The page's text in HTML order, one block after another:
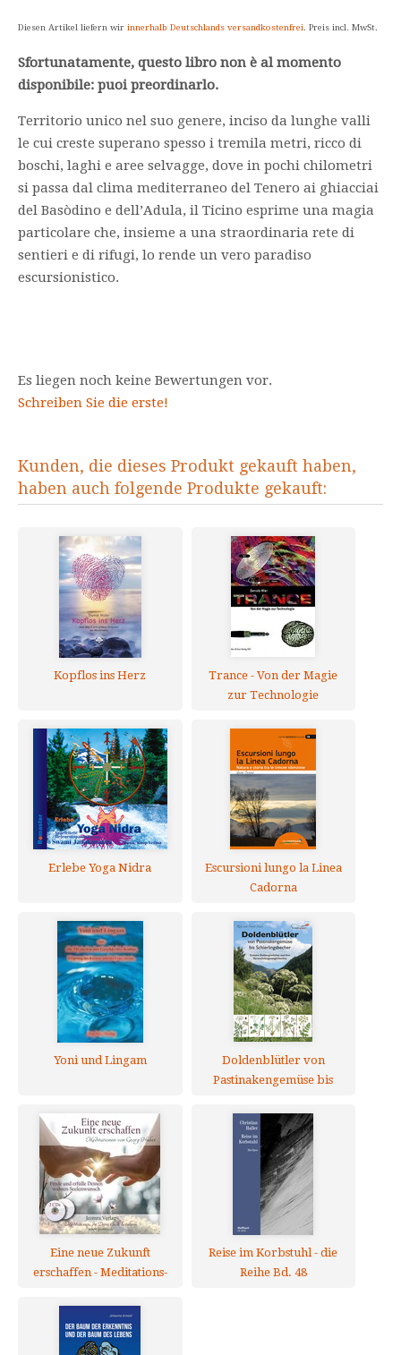
Diesen Artikel liefern wir innerhalb Deutschlands versandkostenfrei. Preis incl. MwSt.
Sfortunatamente, questo libro non è al momento
disponibile: puoi preordinarlo.
Territorio unico nel suo genere, inciso da lunghe valli
le cui creste superano spesso i tremila metri, ricco di
boschi, laghi e aree selvagge, dove in pochi chilometri
si passa dal clima mediterraneo del Tenero ai ghiacciai
del Basòdino e dell’Adula, il Ticino esprime una magia
particolare che, insieme a una straordinaria rete di
sentieri e di rifugi, lo rende un vero paradiso
escursionistico.
Es liegen noch keine Bewertungen vor.
Schreiben Sie die erste!
Kunden, die dieses Produkt gekauft haben,
haben auch folgende Produkte gekauft:
Kopflos ins Herz
Trance - Von der Magie
zur Technologie
Erlebe Yoga Nidra
Escursioni lungo la Linea
Cadorna
Yoni und Lingam
Doldenblütler von
Pastinakengemüse bis
Eine neue Zukunft
erschaffen - Meditations-
Reise im Korbstuhl - die
Reihe Bd. 48